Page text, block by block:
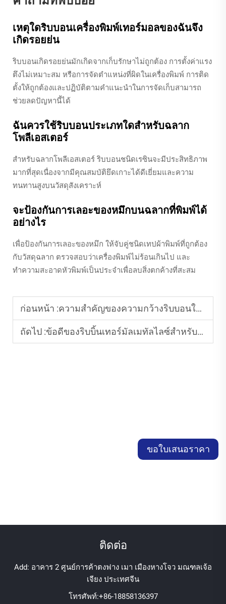
เหตุใดริบบอนเครื่องพิมพ์เทอร์มอลของฉันจึง
เกิดรอยย่น
ริบบอนเกิดรอยย่นมักเกิดจากเก็บรักษาไม่ถูกต้อง การตั้งค่าแรง
ตึงไม่เหมาะสม หรือการจัดตำแหน่งที่ผิดในเครื่องพิมพ์ การติด
ตั้งให้ถูกต้องและปฏิบัติตามคำแนะนำในการจัดเก็บสามารถ
ช่วยลดปัญหานี้ได้
ฉันควรใช้ริบบอนประเภทใดสำหรับฉลาก
โพลีเอสเตอร์
สำหรับฉลากโพลีเอสเตอร์ ริบบอนชนิดเรซินจะมีประสิทธิภาพ
มากที่สุดเนื่องจากมีคุณสมบัติยึดเกาะได้ดีเยี่ยมและความ
ทนทานสูงบนวัสดุสังเคราะห์
จะป้องกันการเลอะของหมึกบนฉลากที่พิมพ์ได้
อย่างไร
เพื่อป้องกันการเลอะของหมึก ให้จับคู่ชนิดเทปผ้าพิมพ์ที่ถูกต้อง
กับวัสดุฉลาก ตรวจสอบว่าเครื่องพิมพ์ไม่ร้อนเกินไป และ
ทำความสะอาดหัวพิมพ์เป็นประจำเพื่อลบสิ่งตกค้างที่สะสม
ก่อนหน้า :ความสำคัญของความกว้างริบบอนในการพิมพ์ฉลาก
ถัดไป :ข้อดีของริบบิ้นเทอร์มัลเมทัลไลซ์สำหรับฉลากพรีเมียม
ขอใบเสนอราคา
ติดต่อ
Add: อาคาร 2 ศูนย์การค้าตงฟาง เมา เมืองหางโจว มณฑลเจ้อ
เจียง ประเทศจีน
โทรศัพท์:+86-18858136397